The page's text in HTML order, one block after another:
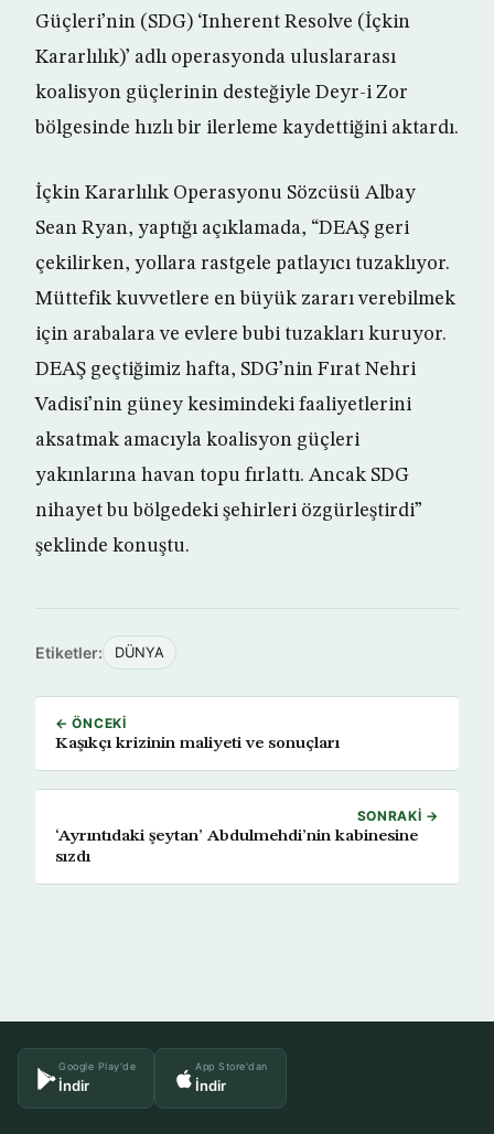
Güçleri’nin (SDG) ‘Inherent Resolve (İçkin
Kararlılık)’ adlı operasyonda uluslararası
koalisyon güçlerinin desteğiyle Deyr-i Zor
bölgesinde hızlı bir ilerleme kaydettiğini aktardı.
İçkin Kararlılık Operasyonu Sözcüsü Albay
Sean Ryan, yaptığı açıklamada, “DEAŞ geri
çekilirken, yollara rastgele patlayıcı tuzaklıyor.
Müttefik kuvvetlere en büyük zararı verebilmek
için arabalara ve evlere bubi tuzakları kuruyor.
DEAŞ geçtiğimiz hafta, SDG’nin Fırat Nehri
Vadisi’nin güney kesimindeki faaliyetlerini
aksatmak amacıyla koalisyon güçleri
yakınlarına havan topu fırlattı. Ancak SDG
nihayet bu bölgedeki şehirleri özgürleştirdi”
şeklinde konuştu.
Etiketler: DÜNYA
← ÖNCEKI
Kaşıkçı krizinin maliyeti ve sonuçları
SONRAKI →
‘Ayrıntıdaki şeytan’ Abdulmehdi’nin kabinesine
sızdı
Google Play'de
İndir
App Store'dan
İndir